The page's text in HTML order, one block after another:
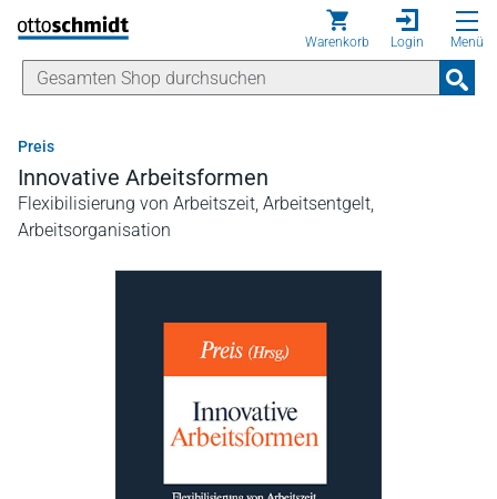
Direkt zum Inhalt
Warenkorb Login Menü
Preis
Innovative Arbeitsformen
Flexibilisierung von Arbeitszeit, Arbeitsentgelt,
Arbeitsorganisation